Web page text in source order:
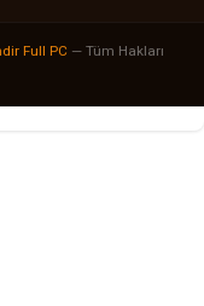
Full PC — Tüm Hakları